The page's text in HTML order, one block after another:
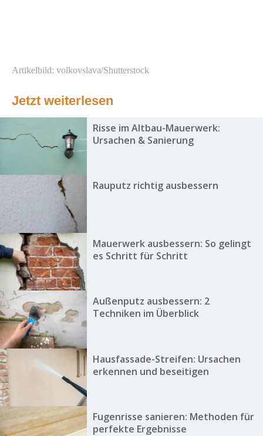
Artikelbild: volkovslava/Shutterstock
Jetzt weiterlesen
Risse im Altbau-Mauerwerk:
Ursachen & Sanierung
Rauputz richtig ausbessern
Mauerwerk ausbessern: So gelingt
es Schritt für Schritt
Außenputz ausbessern: 2
Techniken im Überblick
Hausfassade-Streifen: Ursachen
erkennen und beseitigen
Fugenrisse sanieren: Methoden für
perfekte Ergebnisse